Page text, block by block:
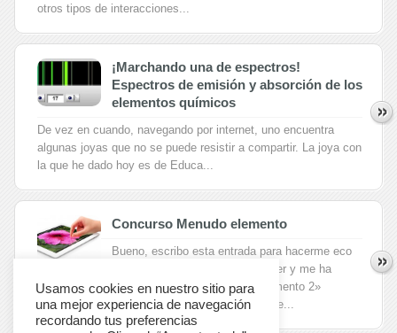
otros tipos de interacciones...
¡Marchando una de espectros!
Espectros de emisión y absorción de los
elementos químicos
De vez en cuando, navegando por internet, uno encuentra
algunas joyas que no se puede resistir a compartir. La joya con
la que he dado hoy es de Educa...
Concurso Menudo elemento
Bueno, escribo esta entrada para hacerme eco
de un concurso que descubrí ayer y me ha
parecido estupendo, el concurso «Menudo elemento 2»
organizado por ANQUE (Asociación Nacional de...
Usamos cookies en nuestro sitio para
una mejor experiencia de navegación
recordando tus preferencias